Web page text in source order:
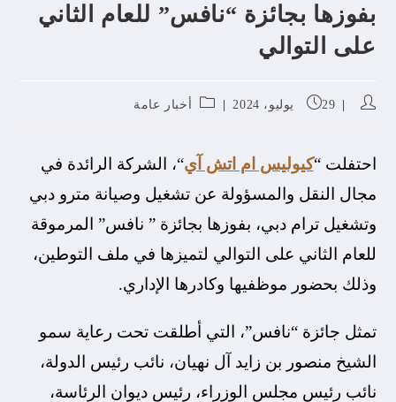
بفوزها بجائزة “نافس” للعام الثاني
على التوالي
29 يوليو، 2024 أخبار عامة
احتفلت “كيوليس ام اتش آي“، الشركة الرائدة في
مجال النقل والمسؤولة عن تشغيل وصيانة مترو دبي
وتشغيل ترام دبي، بفوزها بجائزة ” نافس” المرموقة
للعام الثاني على التوالي لتميزها في ملف التوطين،
وذلك بحضور موظفيها وكادرها الإداري.
تمثل جائزة “نافس”، التي أطلقت تحت رعاية سمو
الشيخ منصور بن زايد آل نهيان، نائب رئيس الدولة،
نائب رئيس مجلس الوزراء، رئيس ديوان الرئاسة،